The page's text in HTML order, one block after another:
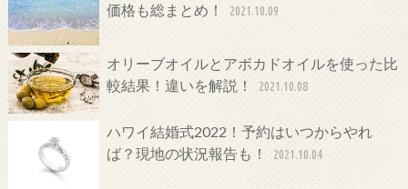
価格も総まとめ！
2021.10.09
オリーブオイルとアボカドオイルを使った比
較結果！違いを解説！
2021.10.08
ハワイ結婚式2022！予約はいつからやれ
ば？現地の状況報告も！
2021.10.04